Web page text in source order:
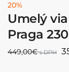
20%
Umelý
Praga
449,00€ s DPH